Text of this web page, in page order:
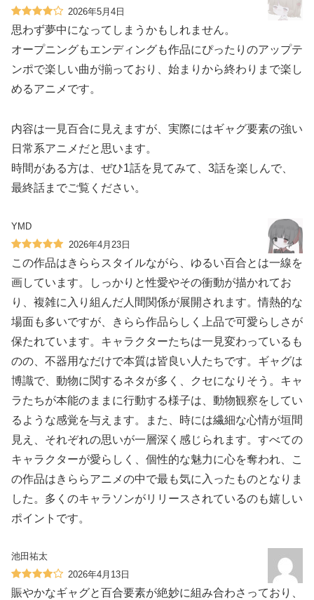
2026年5月4日
思わず夢中になってしまうかもしれません。
オープニングもエンディングも作品にぴったりのアップテ
ンポで楽しい曲が揃っており、始まりから終わりまで楽し
めるアニメです。
内容は一見百合に見えますが、実際にはギャグ要素の強い
日常系アニメだと思います。
時間がある方は、ぜひ1話を見てみて、3話を楽しんで、
最終話までご覧ください。
YMD
2026年4月23日
この作品はきららスタイルながら、ゆるい百合とは一線を
画しています。しっかりと性愛やその衝動が描かれてお
り、複雑に入り組んだ人間関係が展開されます。情熱的な
場面も多いですが、きらら作品らしく上品で可愛らしさが
保たれています。キャラクターたちは一見変わっているも
のの、不器用なだけで本質は皆良い人たちです。ギャグは
博識で、動物に関するネタが多く、クセになりそう。キャ
ラたちが本能のままに行動する様子は、動物観察をしてい
るような感覚を与えます。また、時には繊細な心情が垣間
見え、それぞれの思いが一層深く感じられます。すべての
キャラクターが愛らしく、個性的な魅力に心を奪われ、こ
の作品はきららアニメの中で最も気に入ったものとなりま
した。多くのキャラソンがリリースされているのも嬉しい
ポイントです。
池田祐太
2026年4月13日
賑やかなギャグと百合要素が絶妙に組み合わさっており、